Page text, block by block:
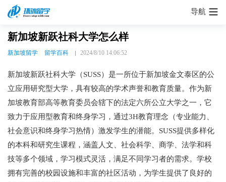
导航
新加坡新跃社科大学怎么样
新加坡留学 留学百科 2024/8/10 14:06:52
新加坡新跃社科大学（SUSS）是一所位于新加坡金文泰区的公
立应用研究型大学，具有较高的学术声誉和教育质量。作为新
加坡教育部高等教育委员会辖下的法定六所公立大学之一，它
致力于应用型教育和终身学习，通过3H教育理念（专业能力、
社会意识和终身学习热情）激发学生的潜能。SUSS提供多样化
的本科和研究生课程，涵盖人文、社会科学、商学、法学和科
技等多个领域，学习模式灵活，满足不同学习者的需求。学校
拥有完善的校园设施和丰富的社区活动，为学生提供了良好的